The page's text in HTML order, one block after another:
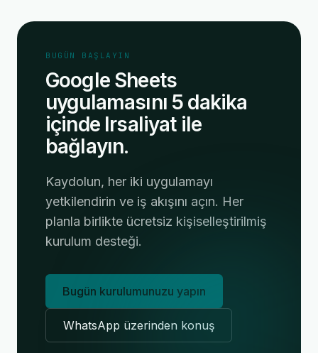
BUGÜN BAŞLAYIN
Google Sheets
uygulamasını 5 dakika
içinde Irsaliyat ile
bağlayın.
Kaydolun, her iki uygulamayı
yetkilendirin ve iş akışını açın. Her
planla birlikte ücretsiz kişiselleştirilmiş
kurulum desteği.
Bugün kurulumunuzu yapın
WhatsApp üzerinden konuş